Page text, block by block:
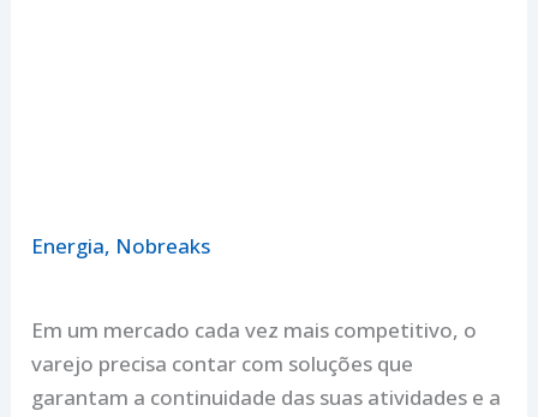
Energia, Nobreaks
Em um mercado cada vez mais competitivo, o
varejo precisa contar com soluções que
garantam a continuidade das suas atividades e a